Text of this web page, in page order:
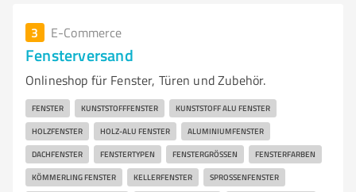
3 E-Commerce
Fensterversand
Onlineshop für Fenster, Türen und Zubehör.
FENSTER KUNSTSTOFFFENSTER KUNSTSTOFF ALU FENSTER
HOLZFENSTER HOLZ-ALU FENSTER ALUMINIUMFENSTER
DACHFENSTER FENSTERTYPEN FENSTERGRÖSSEN FENSTERFARBEN
KÖMMERLING FENSTER KELLERFENSTER SPROSSENFENSTER